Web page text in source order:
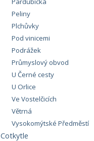
Peliny
Plchůvky
Pod vinicemi
Podrážek
Průmyslový obvod
U Černé cesty
U Orlice
Ve Vostelčicích
Větrná
Vysokomýtské Předměstí
Cotkytle